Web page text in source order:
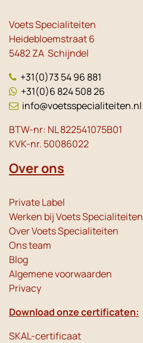
Voets Specialiteiten
Heidebloemstraat 6
5482 ZA Schijndel
+31(0)73 54 96 881
+31(0)6 824 508 26
info@voetsspecialiteiten.nl
BTW-nr: NL 822541075B01
KVK-nr. 50086022
Over ons
Private Label
Werken bij Voets Specialiteiten
Over Voets Specialiteiten
Ons team
Blog
Algemene voorwaarden
Privacy
Download onze certificaten:
SKAL-certificaat